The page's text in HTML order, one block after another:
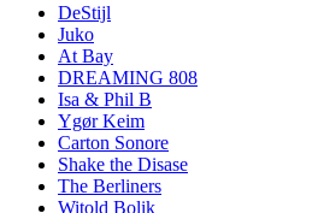
DeStijl
Juko
At Bay
DREAMING 808
Isa & Phil B
Ygør Keim
Carton Sonore
Shake the Disase
The Berliners
Witold Bolik